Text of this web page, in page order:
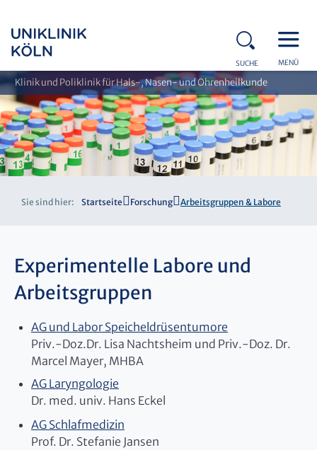
SUCHE MENÜ
Klinik und Poliklinik für Hals-, Nasen- und Ohrenheilkunde
Sie sind hier: Startseite Forschung Arbeitsgruppen & Labore
Experimentelle Labore und
Arbeitsgruppen
AG und Labor Speicheldrüsentumore
Priv.-Doz.Dr. Lisa Nachtsheim und Priv.-Doz. Dr.
Marcel Mayer, MHBA
AG Laryngologie
Dr. med. univ. Hans Eckel
AG Schlafmedizin
Prof. Dr. Stefanie Jansen